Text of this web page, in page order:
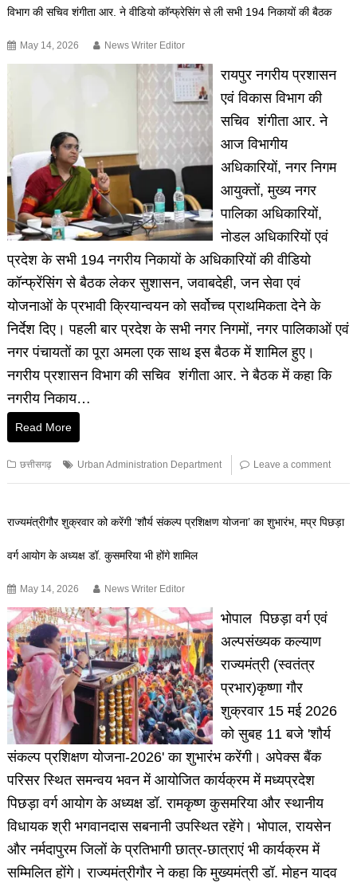
विभाग की सचिव शंगीता आर. ने वीडियो कॉन्फ्रेसिंग से ली सभी 194 निकायों की बैठक
May 14, 2026 News Writer Editor
रायपुर नगरीय प्रशासन
एवं विकास विभाग की
सचिव शंगीता आर. ने
आज विभागीय
अधिकारियों, नगर निगम
आयुक्तों, मुख्य नगर
पालिका अधिकारियों,
नोडल अधिकारियों एवं
प्रदेश के सभी 194 नगरीय निकायों के अधिकारियों की वीडियो
कॉन्फ्रेंसिंग से बैठक लेकर सुशासन, जवाबदेही, जन सेवा एवं
योजनाओं के प्रभावी क्रियान्वयन को सर्वोच्च प्राथमिकता देने के
निर्देश दिए। पहली बार प्रदेश के सभी नगर निगमों, नगर पालिकाओं एवं
नगर पंचायतों का पूरा अमला एक साथ इस बैठक में शामिल हुए।
नगरीय प्रशासन विभाग की सचिव शंगीता आर. ने बैठक में कहा कि
नगरीय निकाय…
Read More
छत्तीसगढ़ Urban Administration Department Leave a comment
राज्यमंत्रीगौर शुक्रवार को करेंगी ‘शौर्य संकल्प प्रशिक्षण योजना’ का शुभारंभ, मप्र पिछड़ा
वर्ग आयोग के अध्यक्ष डॉ. कुसमरिया भी होंगे शामिल
May 14, 2026 News Writer Editor
भोपाल पिछड़ा वर्ग एवं
अल्पसंख्यक कल्याण
राज्यमंत्री (स्वतंत्र
प्रभार)कृष्णा गौर
शुक्रवार 15 मई 2026
को सुबह 11 बजे 'शौर्य
संकल्प प्रशिक्षण योजना-2026' का शुभारंभ करेंगी। अपेक्स बैंक
परिसर स्थित समन्वय भवन में आयोजित कार्यक्रम में मध्यप्रदेश
पिछड़ा वर्ग आयोग के अध्यक्ष डॉ. रामकृष्ण कुसमरिया और स्थानीय
विधायक श्री भगवानदास सबनानी उपस्थित रहेंगे। भोपाल, रायसेन
और नर्मदापुरम जिलों के प्रतिभागी छात्र-छात्राएं भी कार्यक्रम में
सम्मिलित होंगे। राज्यमंत्रीगौर ने कहा कि मुख्यमंत्री डॉ. मोहन यादव